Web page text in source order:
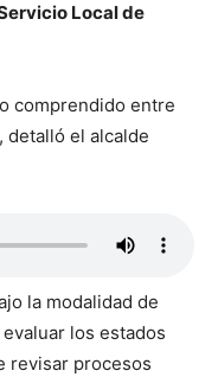
Local de
comprendido entre
detalló el alcalde
la modalidad de
los estados
revisar procesos